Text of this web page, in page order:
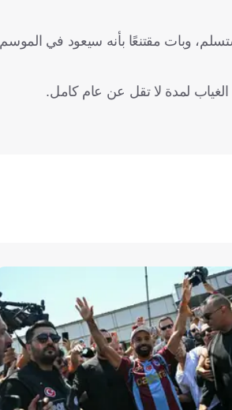
وبات مقتنعًا بأنه سيعود في الموسم
لمدة لا تقل عن عام كامل.